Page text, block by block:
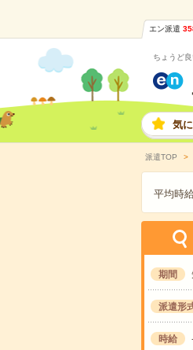
エン派遣
ちょうど
気
派遣TOP
平均時
期間
派遣形
時給